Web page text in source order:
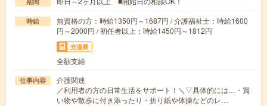
時給
無資格の方：時給1350円～1687円 / 介護福祉士：時給1600
円～2000円 / 初任者以上：時給1450円～1812円
交通費
全額支給
仕事内容
介護関連
／利用者の方の日常生活をサポート！＼▽具体的には…・買
い物や散歩に付き添ったり・折り紙や体操などのレ…